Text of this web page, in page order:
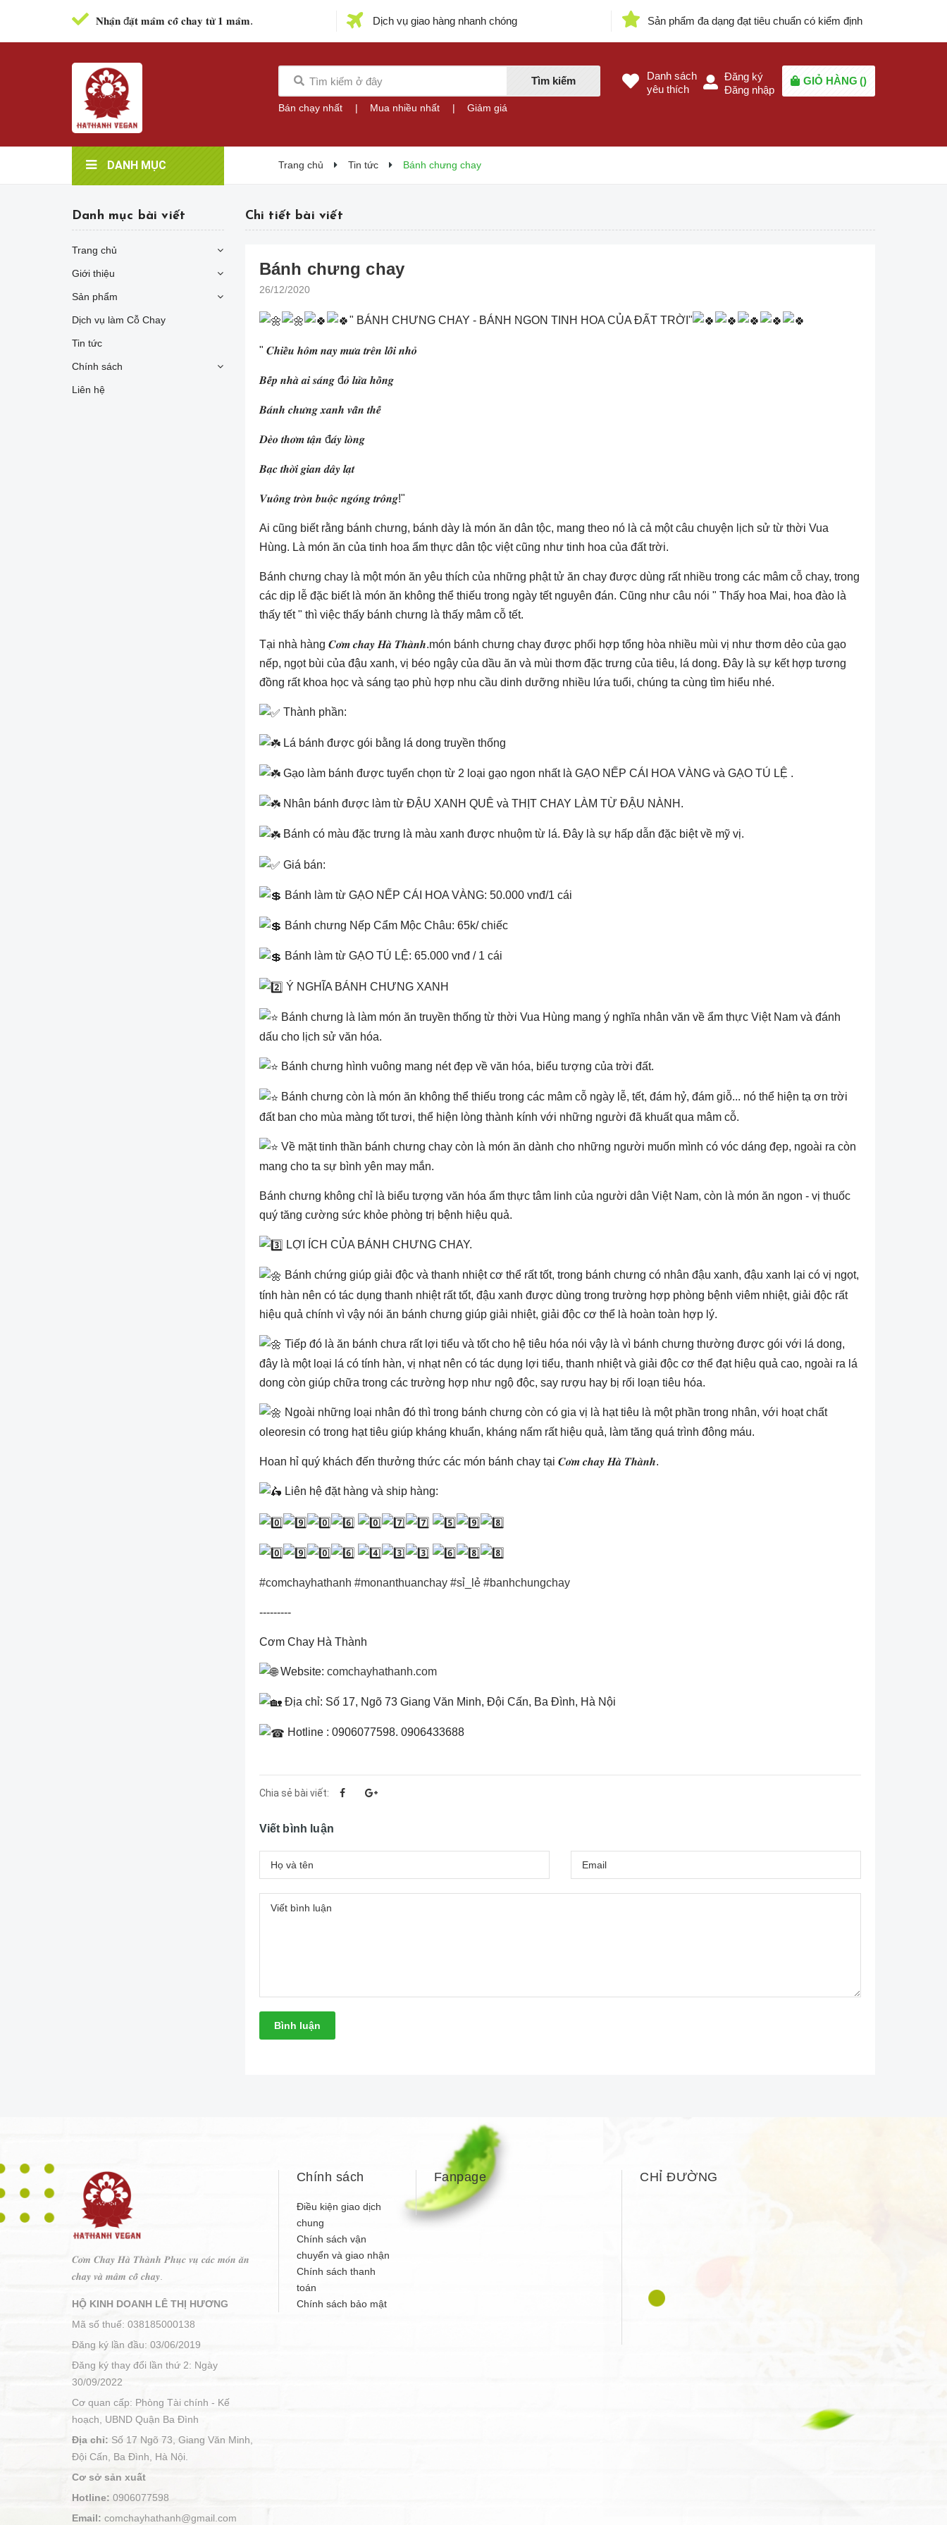
𝐍𝐡𝐚̣̂𝐧 đ𝐚̣̆𝐭 𝐦𝐚̂𝐦 𝐜𝐨̂̃ 𝐜𝐡𝐚𝐲 𝐭𝐮̛̀ 𝟏 𝐦𝐚̂𝐦. Dịch vụ giao hàng nhanh chóng Sản phẩm đa dạng đạt tiêu chuẩn có kiểm định
Tìm kiếm
Bán chạy nhất | Mua nhiều nhất | Giảm giá
Danh sách
yêu thích
Đăng ký
Đăng nhập
GIỎ HÀNG ()
DANH MỤC Trang chủ Tin tức Bánh chưng chay
Chi tiết bài viết
Bánh chưng chay
26/12/2020
" BÁNH CHƯNG CHAY - BÁNH NGON TINH HOA CỦA ĐẤT TRỜI"
" 𝑪𝒉𝒊𝒆̂̀𝒖 𝒉𝒐̂𝒎 𝒏𝒂𝒚 𝒎𝒖̛𝒂 𝒕𝒓𝒆̂𝒏 𝒍𝒐̂̃𝒊 𝒏𝒉𝒐̉
𝑩𝒆̂́𝒑 𝒏𝒉𝒂̀ 𝒂𝒊 𝒔𝒂́𝒏𝒈 đ𝒐̉ 𝒍𝒖̛̉𝒂 𝒉𝒐̂̀𝒏𝒈
𝑩𝒂́𝒏𝒉 𝒄𝒉𝒖̛𝒏𝒈 𝒙𝒂𝒏𝒉 𝒗𝒂̂̃𝒏 𝒕𝒉𝒆̂́
𝑫𝒆̉𝒐 𝒕𝒉𝒐̛𝒎 𝒕𝒂̣̂𝒏 đ𝒂́𝒚 𝒍𝒐̀𝒏𝒈
𝑩𝒂̣𝒄 𝒕𝒉𝒐̛̀𝒊 𝒈𝒊𝒂𝒏 𝒅𝒂̂𝒚 𝒍𝒂̣𝒕
𝑽𝒖𝒐̂𝒏𝒈 𝒕𝒓𝒐̀𝒏 𝒃𝒖𝒐̣̂𝒄 𝒏𝒈𝒐́𝒏𝒈 𝒕𝒓𝒐̂𝒏𝒈!"
Ai cũng biết rằng bánh chưng, bánh dày là món ăn dân tộc, mang theo nó là cả một câu chuyện lịch sử từ thời Vua
Hùng. Là món ăn của tinh hoa ẩm thực dân tộc việt cũng như tinh hoa của đất trời.
Bánh chưng chay là một món ăn yêu thích của những phật tử ăn chay được dùng rất nhiều trong các mâm cỗ chay, trong
các dịp lễ đặc biết là món ăn không thể thiếu trong ngày tết nguyên đán. Cũng như câu nói " Thấy hoa Mai, hoa đào là
thấy tết " thì việc thấy bánh chưng là thấy mâm cỗ tết.
Tại nhà hàng 𝑪𝒐̛𝒎 𝒄𝒉𝒂𝒚 𝑯𝒂̀ 𝑻𝒉𝒂̀𝒏𝒉.món bánh chưng chay được phối hợp tổng hòa nhiều mùi vị như thơm dẻo của gạo
nếp, ngọt bùi của đậu xanh, vị béo ngậy của dầu ăn và mùi thơm đặc trưng của tiêu, lá dong. Đây là sự kết hợp tương
đồng rất khoa học và sáng tạo phù hợp nhu cầu dinh dưỡng nhiều lứa tuổi, chúng ta cùng tìm hiểu nhé.
Thành phần:
Lá bánh được gói bằng lá dong truyền thống
Gạo làm bánh được tuyển chọn từ 2 loại gạo ngon nhất là GẠO NẾP CÁI HOA VÀNG và GẠO TÚ LỆ .
Nhân bánh được làm từ ĐẬU XANH QUÊ và THỊT CHAY LÀM TỪ ĐẬU NÀNH.
Bánh có màu đặc trưng là màu xanh được nhuộm từ lá. Đây là sự hấp dẫn đặc biệt về mỹ vị.
Giá bán:
Bánh làm từ GẠO NẾP CÁI HOA VÀNG: 50.000 vnđ/1 cái
Bánh chưng Nếp Cẩm Mộc Châu: 65k/ chiếc
Bánh làm từ GẠO TÚ LỆ: 65.000 vnđ / 1 cái
Ý NGHĨA BÁNH CHƯNG XANH
Bánh chưng là làm món ăn truyền thống từ thời Vua Hùng mang ý nghĩa nhân văn về ẩm thực Việt Nam và đánh
dấu cho lịch sử văn hóa.
Bánh chưng hình vuông mang nét đẹp về văn hóa, biểu tượng của trời đất.
Bánh chưng còn là món ăn không thể thiếu trong các mâm cỗ ngày lễ, tết, đám hỷ, đám giỗ... nó thể hiện tạ ơn trời
đất ban cho mùa màng tốt tươi, thể hiện lòng thành kính với những người đã khuất qua mâm cỗ.
Về mặt tinh thần bánh chưng chay còn là món ăn dành cho những người muốn mình có vóc dáng đẹp, ngoài ra còn
mang cho ta sự bình yên may mắn.
Bánh chưng không chỉ là biểu tượng văn hóa ẩm thực tâm linh của người dân Việt Nam, còn là món ăn ngon - vị thuốc
quý tăng cường sức khỏe phòng trị bệnh hiệu quả.
LỢI ÍCH CỦA BÁNH CHƯNG CHAY.
Bánh chứng giúp giải độc và thanh nhiệt cơ thể rất tốt, trong bánh chưng có nhân đậu xanh, đậu xanh lại có vị ngọt,
tính hàn nên có tác dụng thanh nhiệt rất tốt, đậu xanh được dùng trong trường hợp phòng bệnh viêm nhiệt, giải độc rất
hiệu quả chính vì vậy nói ăn bánh chưng giúp giải nhiệt, giải độc cơ thể là hoàn toàn hợp lý.
Tiếp đó là ăn bánh chưa rất lợi tiểu và tốt cho hệ tiêu hóa nói vậy là vì bánh chưng thường được gói với lá dong,
đây là một loại lá có tính hàn, vị nhạt nên có tác dụng lợi tiểu, thanh nhiệt và giải độc cơ thể đạt hiệu quả cao, ngoài ra lá
dong còn giúp chữa trong các trường hợp như ngộ độc, say rượu hay bị rối loạn tiêu hóa.
Ngoài những loại nhân đó thì trong bánh chưng còn có gia vị là hạt tiêu là một phần trong nhân, với hoạt chất
oleoresin có trong hạt tiêu giúp kháng khuẩn, kháng nấm rất hiệu quả, làm tăng quá trình đông máu.
Hoan hỉ quý khách đến thưởng thức các món bánh chay tại 𝑪𝒐̛𝒎 𝒄𝒉𝒂𝒚 𝑯𝒂̀ 𝑻𝒉𝒂̀𝒏𝒉.
Liên hệ đặt hàng và ship hàng:
#comchayhathanh #monanthuanchay #sỉ_lẻ #banhchungchay
---------
Cơm Chay Hà Thành
Website: comchayhathanh.com
Địa chỉ: Số 17, Ngõ 73 Giang Văn Minh, Đội Cấn, Ba Đình, Hà Nội
Hotline : 0906077598. 0906433688
Chia sẻ bài viết:
Viết bình luận
Bình luận
Danh mục bài viết
Trang chủ
Giới thiệu
Sản phẩm
Dịch vụ làm Cỗ Chay
Tin tức
Chính sách
Liên hệ
𝑪𝒐̛𝒎 𝑪𝒉𝒂𝒚 𝑯𝒂̀ 𝑻𝒉𝒂̀𝒏𝒉 𝑷𝒉𝒖̣𝒄 𝒗𝒖̣ 𝒄𝒂́𝒄 𝒎𝒐́𝒏 𝒂̆𝒏
𝒄𝒉𝒂𝒚 𝒗𝒂̀ 𝒎𝒂̂𝒎 𝒄𝒐̂̃ 𝒄𝒉𝒂𝒚.
HỘ KINH DOANH LÊ THỊ HƯƠNG
Mã số thuế: 038185000138
Đăng ký lần đầu: 03/06/2019
Đăng ký thay đổi lần thứ 2: Ngày
30/09/2022
Cơ quan cấp: Phòng Tài chính - Kế
hoạch, UBND Quận Ba Đình
Địa chỉ: Số 17 Ngõ 73, Giang Văn Minh,
Đội Cấn, Ba Đình, Hà Nội.
Cơ sở sản xuất
Hotline: 0906077598
Email: comchayhathanh@gmail.com
Chính sách
Điều kiện giao dịch
chung
Chính sách vận
chuyển và giao nhận
Chính sách thanh
toán
Chính sách bảo mật
Fanpage CHỈ ĐƯỜNG